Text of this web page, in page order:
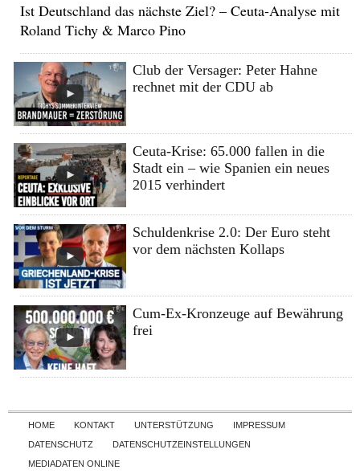
Ist Deutschland das nächste Ziel? – Ceuta-Analyse mit
Roland Tichy & Marco Pino
Club der Versager: Peter Hahne
rechnet mit der CDU ab
Ceuta-Krise: 65.000 fallen in die
Stadt ein – wie Spanien ein neues
2015 verhindert
Schuldenkrise 2.0: Der Euro steht
vor dem nächsten Kollaps
Cum-Ex-Kronzeuge auf Bewährung
frei
Skip to content
HOME KONTAKT UNTERSTÜTZUNG
IMPRESSUM
DATENSCHUTZ
DATENSCHUTZEINSTELLUNGEN
MEDIADATEN ONLINE